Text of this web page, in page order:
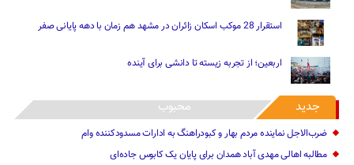
استقرار 28 موکب اسکان زائران در مشهد هم زمان با دهه پایانی صفر
اربعین؛ از تجربه زیسته تا دانشی برای آینده
جدید محبوب
ضرب‌الاجل نماینده مردم بهار و کبودراهنگ به ادارات مسدودکننده وام
مطالبه اهالی مهدی آباد همدان برای پایان یک کابوس جاده‌ای